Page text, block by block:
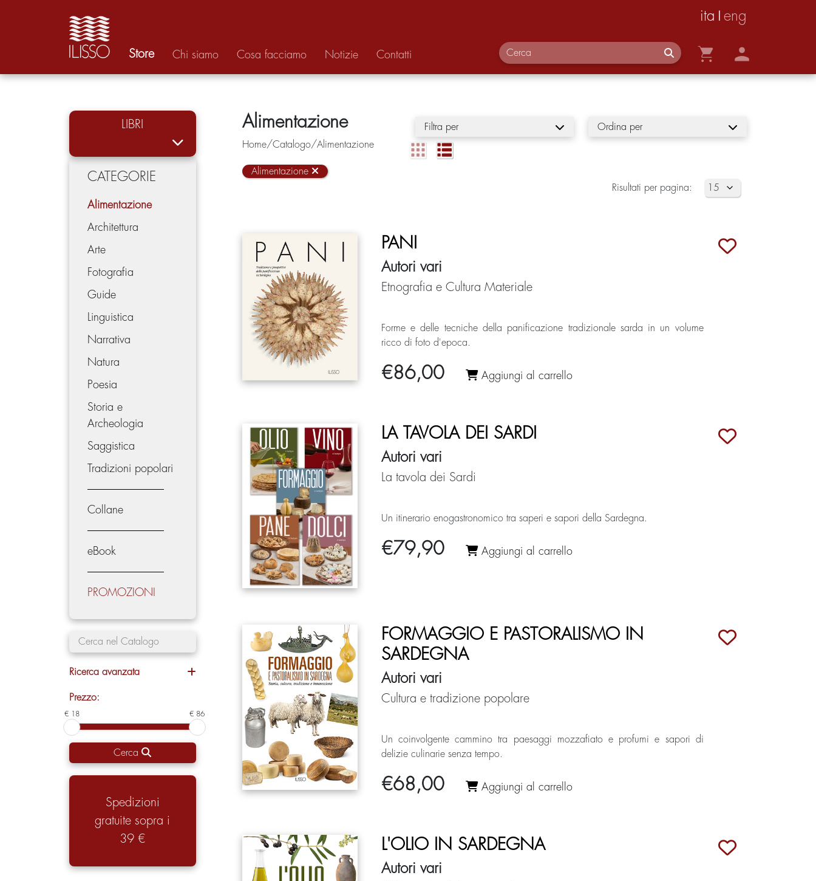
Store Chi siamo Cosa facciamo Notizie Contatti
eng
ita
CATEGORIE
Alimentazione
Architettura
Arte
Fotografia
Guide
Linguistica
Narrativa
Natura
Poesia
Storia e
Archeologia
Saggistica
Tradizioni popolari
Collane
eBook
PROMOZIONI
Ricerca avanzata
Prezzo:
€ 18 € 86
Cerca
Spedizioni
gratuite sopra i
39 €
Alimentazione
Home/Catalogo/Alimentazione
Filtra per Ordina per
Alimentazione
Risultati per pagina:
PANI
Autori vari
Etnografia e Cultura Materiale
Forme e delle tecniche della panificazione tradizionale sarda in un volume
ricco di foto d'epoca.
€86,00 Aggiungi al carrello
LA TAVOLA DEI SARDI
Autori vari
La tavola dei Sardi
Un itinerario enogastronomico tra saperi e sapori della Sardegna.
€79,90 Aggiungi al carrello
FORMAGGIO E PASTORALISMO IN
SARDEGNA
Autori vari
Cultura e tradizione popolare
Un coinvolgente cammino tra paesaggi mozzafiato e profumi e sapori di
delizie culinarie senza tempo.
€68,00 Aggiungi al carrello
L'OLIO IN SARDEGNA
Autori vari